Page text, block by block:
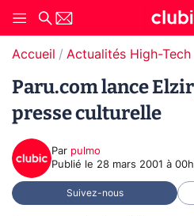
Accueil Actualités High-Tech
Paru.com lance
presse culturelle
Par pulmo
Publié le 28 mars 2001 à
Suivez-nous